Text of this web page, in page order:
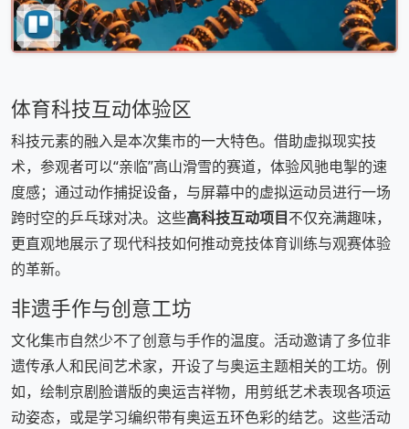
体育科技互动体验区
科技元素的融入是本次集市的一大特色。借助虚拟现实技
术，参观者可以“亲临”高山滑雪的赛道，体验风驰电掣的速
度感；通过动作捕捉设备，与屏幕中的虚拟运动员进行一场
跨时空的乒乓球对决。这些高科技互动项目不仅充满趣味，
更直观地展示了现代科技如何推动竞技体育训练与观赛体验
的革新。
非遗手作与创意工坊
文化集市自然少不了创意与手作的温度。活动邀请了多位非
遗传承人和民间艺术家，开设了与奥运主题相关的工坊。例
如，绘制京剧脸谱版的奥运吉祥物，用剪纸艺术表现各项运
动姿态，或是学习编织带有奥运五环色彩的结艺。这些活动